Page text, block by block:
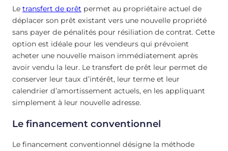
Le transfert de prêt permet au propriétaire actuel de
déplacer son prêt existant vers une nouvelle propriété
sans payer de pénalités pour résiliation de contrat. Cette
option est idéale pour les vendeurs qui prévoient
acheter une nouvelle maison immédiatement après
avoir vendu la leur. Le transfert de prêt leur permet de
conserver leur taux d’intérêt, leur terme et leur
calendrier d’amortissement actuels, en les appliquant
simplement à leur nouvelle adresse.
Le financement conventionnel
Le financement conventionnel désigne la méthode